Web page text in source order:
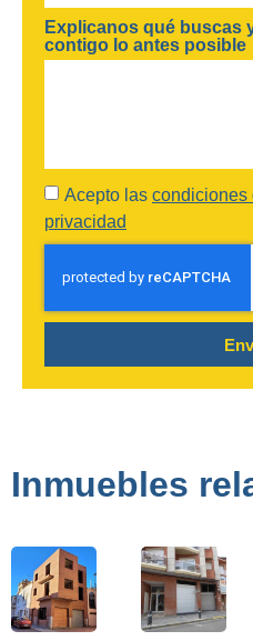
Explicanos qué buscas
contigo lo antes posible
Acepto las condiciones
privacidad
Inmuebles